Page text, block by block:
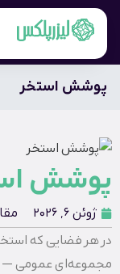
پوشش استخر
پوشش
ژوئن 6, 2026
در هر فضایی که
مجموعه‌ای عمومی —